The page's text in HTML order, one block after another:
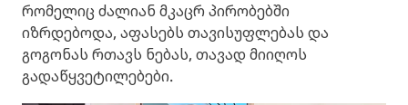
რომელიც ძალიან მკაცრ პირობებში
იზრდებოდა, აფასებს თავისუფლებას და
გოგონას რთავს ნებას, თავად მიიღოს
გადაწყვეტილებები.